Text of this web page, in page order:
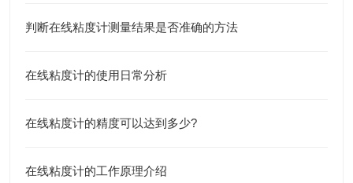
判断在线粘度计测量结果是否准确的方法
在线粘度计的使用日常分析
在线粘度计的精度可以达到多少?
在线粘度计的工作原理介绍